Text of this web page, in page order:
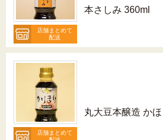
店舗まとめて
配送
本さしみ 360ml
店舗まとめて
丸大豆本醸造 かほ